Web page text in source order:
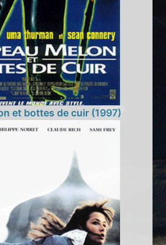
et bottes de cuir (1997)